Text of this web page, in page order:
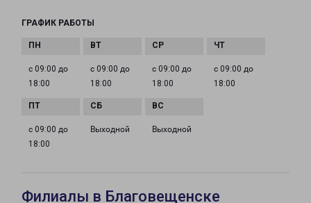
ГРАФИК РАБОТЫ
с 09:00 до
18:00
с 09:00 до
18:00
с 09:00 до
18:00
с 09:00 до
18:00
с 09:00 до
18:00
Выходной Выходной
Филиалы в Благовещенске